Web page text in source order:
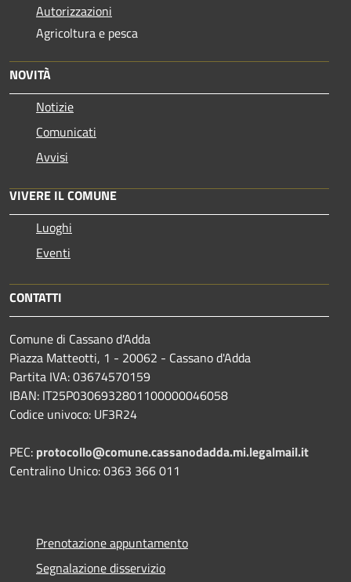
Autorizzazioni
Agricoltura e pesca
NOVITÀ
Notizie
Comunicati
Avvisi
VIVERE IL COMUNE
Luoghi
Eventi
CONTATTI
Comune di Cassano d'Adda
Piazza Matteotti, 1 - 20062 - Cassano d'Adda
Partita IVA: 03674570159
IBAN: IT25P0306932801100000046058
Codice univoco: UF3R24
PEC: protocollo@comune.cassanodadda.mi.legalmail.it
Centralino Unico: 0363 366 011
Prenotazione appuntamento
Segnalazione disservizio